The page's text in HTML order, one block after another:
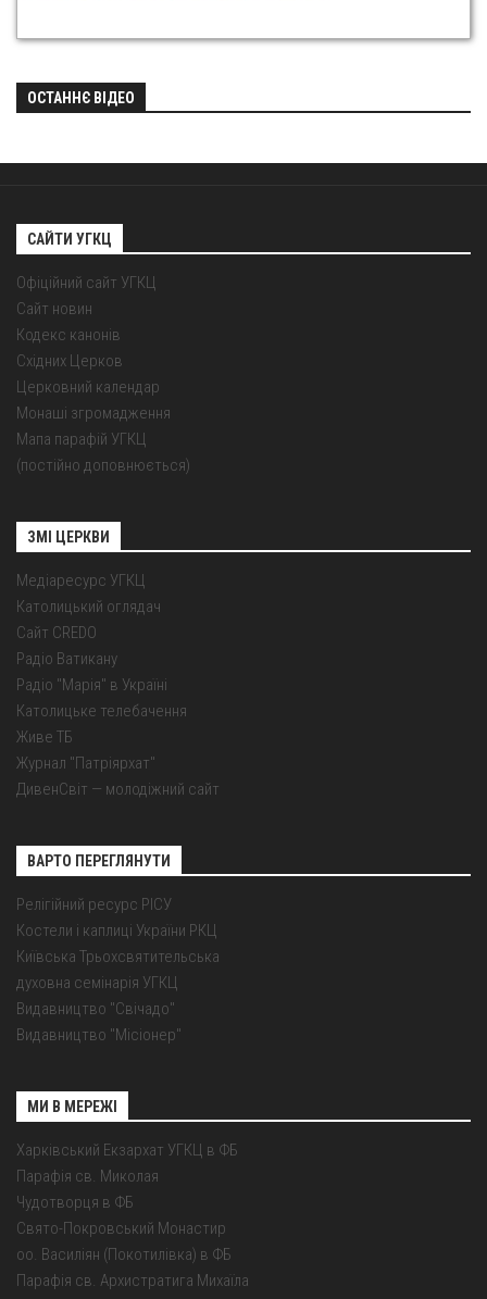
ОСТАННЄ ВІДЕО
САЙТИ УГКЦ
Офіційний сайт УГКЦ
Сайт новин
Кодекс канонів
Східних Церков
Церковний календар
Монаші згромадження
Мапа парафій УГКЦ
(постійно доповнюється)
ЗМІ ЦЕРКВИ
Медіаресурс УГКЦ
Католицький оглядач
Сайт CREDO
Радіо Ватикану
Радіо "Марія" в Україні
Католицьке телебачення
Живе ТБ
Журнал "Патріярхат"
ДивенСвіт — молодіжний сайт
ВАРТО ПЕРЕГЛЯНУТИ
Релігійний ресурс РІСУ
Костели і каплиці України РКЦ
Київська Трьохсвятительська
духовна семінарія УГКЦ
Видавництво "Свічадо"
Видавництво "Місіонер"
МИ В МЕРЕЖІ
Харківський Екзархат УГКЦ в ФБ
Парафія св. Миколая
Чудотворця в ФБ
Свято-Покровський Монастир
оо. Василіян (Покотилівка) в ФБ
Парафія св. Архистратига Михаїла